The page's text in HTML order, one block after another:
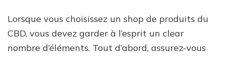
Lorsque vous choisissez un shop de produits du
CBD, vous devez garder à l’esprit un clear
nombre d’éléments. Tout d’abord, assurez-vous